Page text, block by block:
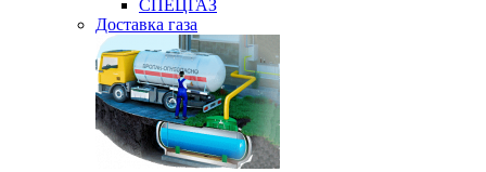
СПЕЦГАЗ
Доставка газа